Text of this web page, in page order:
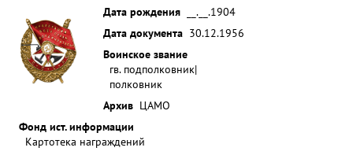
Дата рождения
__.__.1904
Дата документа 30.12.1956
Воинское звание
гв. подполковник|
полковник
Архив ЦАМО
Фонд ист. информации
Картотека награждений